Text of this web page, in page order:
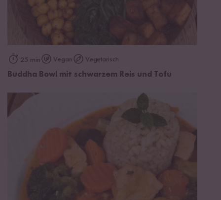
25 min Vegan Vegetarisch
Buddha Bowl mit schwarzem Reis und Tofu